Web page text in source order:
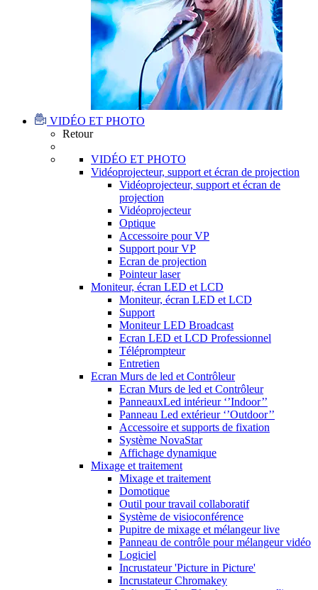
VIDÉO ET PHOTO
Retour
VIDÉO ET PHOTO
Vidéoprojecteur, support et écran de projection
Vidéoprojecteur, support et écran de
projection
Vidéoprojecteur
Optique
Accessoire pour VP
Support pour VP
Ecran de projection
Pointeur laser
Moniteur, écran LED et LCD
Moniteur, écran LED et LCD
Support
Moniteur LED Broadcast
Ecran LED et LCD Professionnel
Téléprompteur
Entretien
Ecran Murs de led et Contrôleur
Ecran Murs de led et Contrôleur
PanneauxLed intérieur ‘’Indoor’’
Panneau Led extérieur ‘’Outdoor’’
Accessoire et supports de fixation
Système NovaStar
Affichage dynamique
Mixage et traitement
Mixage et traitement
Domotique
Outil pour travail collaboratif
Système de visioconférence
Pupitre de mixage et mélangeur live
Panneau de contrôle pour mélangeur vidéo
Logiciel
Incrustateur 'Picture in Picture'
Incrustateur Chromakey